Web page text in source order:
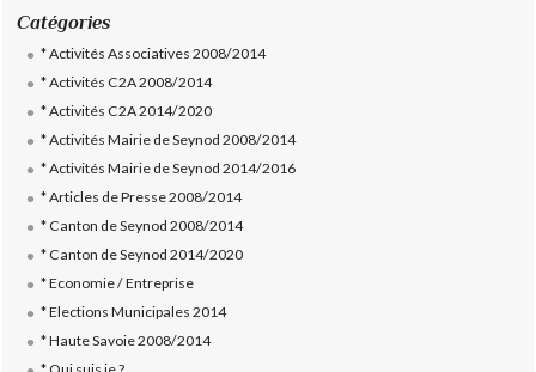
Catégories
* Activités Associatives 2008/2014
* Activités C2A 2008/2014
* Activités C2A 2014/2020
* Activités Mairie de Seynod 2008/2014
* Activités Mairie de Seynod 2014/2016
* Articles de Presse 2008/2014
* Canton de Seynod 2008/2014
* Canton de Seynod 2014/2020
* Economie / Entreprise
* Elections Municipales 2014
* Haute Savoie 2008/2014